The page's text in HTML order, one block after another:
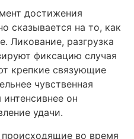
достижения
сказывается на то, как
Ликование, разгрузка
фиксацию случая
крепкие связующие
чувственная
он
удачи.
во время